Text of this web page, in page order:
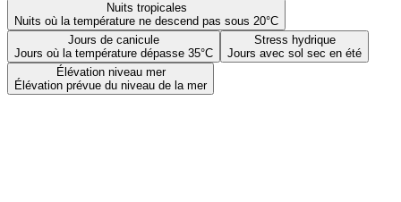
Nuits tropicales
Nuits où la température ne descend pas sous 20°C
Jours de canicule
Jours où la température dépasse 35°C
Stress hydrique
Jours avec sol sec en été
Élévation niveau mer
Élévation prévue du niveau de la mer